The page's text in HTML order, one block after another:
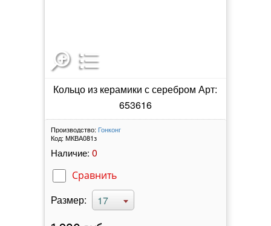
Кольцо из керамики с серебром Арт:
653616
Производство: Гонконг
Код: МКВА081з
Наличие: 0
Сравнить
Размер: 17